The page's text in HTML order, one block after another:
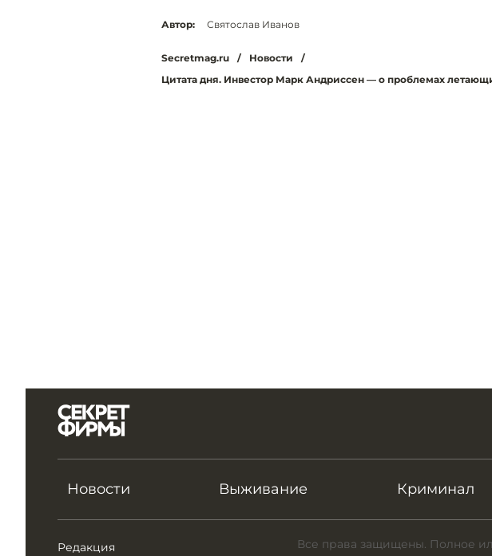
Автор: Святослав Иванов
Secretmag.ru / Новости
/
Цитата дня. Инвестор Марк Андриссен — о проблемах
Новости Выживание Криминал
Редакция
Все права защищены. Полное